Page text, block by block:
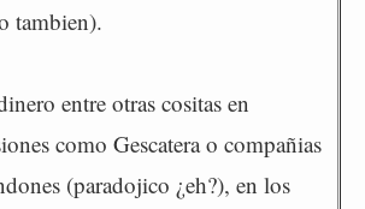
tambien).
entre otras cositas en
como Gescatera o compañias
(paradojico ¿eh?), en los